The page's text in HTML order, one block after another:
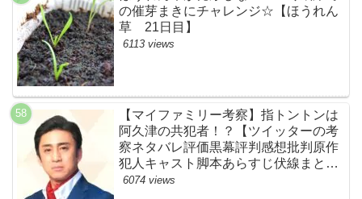
の催芽まきにチャレンジ☆【ほうれん
草 21日目】
6113 views
【マイファミリー考察】指トントンは
阿久津の共犯者！？【ツイッターの考
察ネタバレ評価黒幕評判感想批判原作
犯人キャスト脚本あらすじ伏線まと
め・松本幸四郎】
6074 views